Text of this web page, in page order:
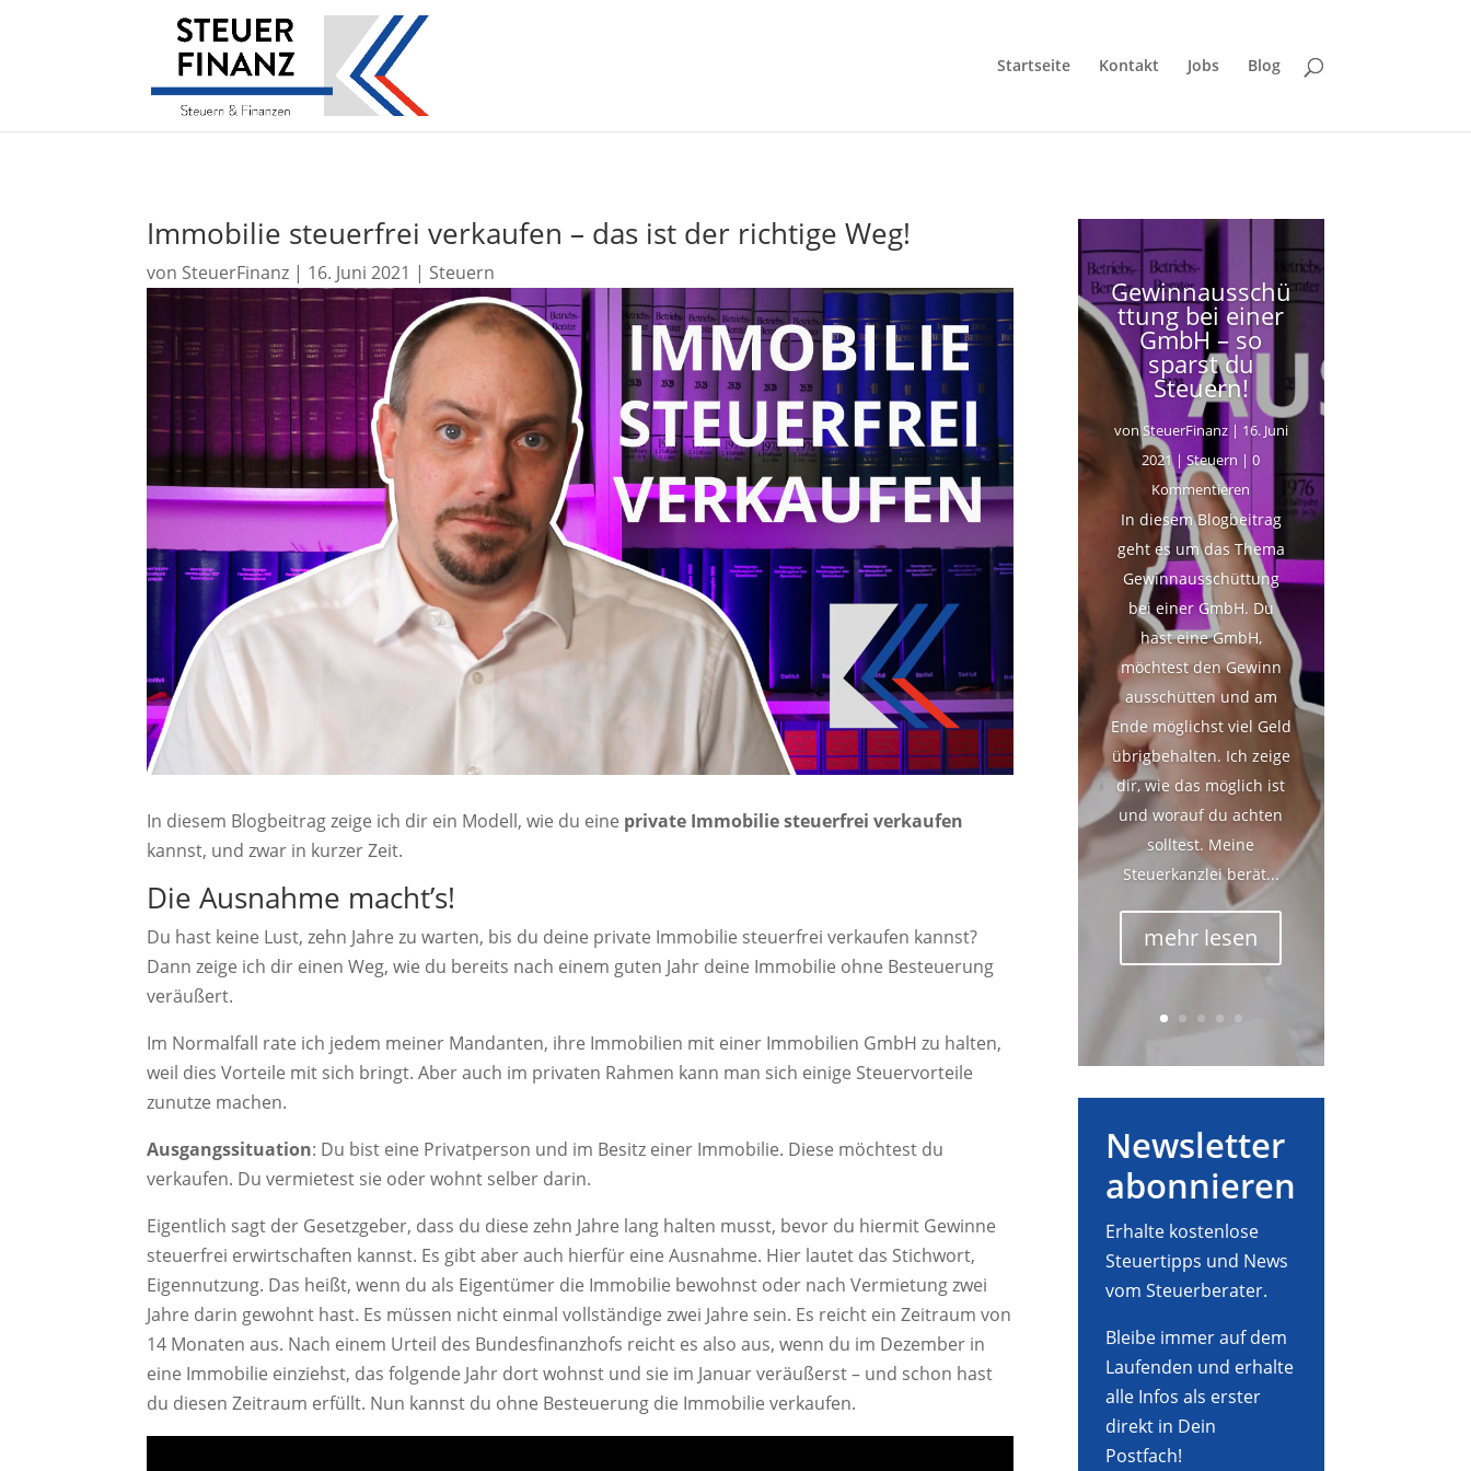
Startseite Kontakt Jobs Blog
Immobilie steuerfrei verkaufen – das ist der richtige Weg!
von SteuerFinanz | 16. Juni 2021 | Steuern
In diesem Blogbeitrag zeige ich dir ein Modell, wie du eine private Immobilie steuerfrei verkaufen
kannst, und zwar in kurzer Zeit.
Die Ausnahme macht’s!
Du hast keine Lust, zehn Jahre zu warten, bis du deine private Immobilie steuerfrei verkaufen kannst?
Dann zeige ich dir einen Weg, wie du bereits nach einem guten Jahr deine Immobilie ohne Besteuerung
veräußert.
Im Normalfall rate ich jedem meiner Mandanten, ihre Immobilien mit einer Immobilien GmbH zu halten,
weil dies Vorteile mit sich bringt. Aber auch im privaten Rahmen kann man sich einige Steuervorteile
zunutze machen.
Ausgangssituation: Du bist eine Privatperson und im Besitz einer Immobilie. Diese möchtest du
verkaufen. Du vermietest sie oder wohnt selber darin.
Eigentlich sagt der Gesetzgeber, dass du diese zehn Jahre lang halten musst, bevor du hiermit Gewinne
steuerfrei erwirtschaften kannst. Es gibt aber auch hierfür eine Ausnahme. Hier lautet das Stichwort,
Eigennutzung. Das heißt, wenn du als Eigentümer die Immobilie bewohnst oder nach Vermietung zwei
Jahre darin gewohnt hast. Es müssen nicht einmal vollständige zwei Jahre sein. Es reicht ein Zeitraum von
14 Monaten aus. Nach einem Urteil des Bundesfinanzhofs reicht es also aus, wenn du im Dezember in
eine Immobilie einziehst, das folgende Jahr dort wohnst und sie im Januar veräußerst – und schon hast
du diesen Zeitraum erfüllt. Nun kannst du ohne Besteuerung die Immobilie verkaufen.
Gewinnausschü
ttung bei einer
GmbH – so
sparst du
Steuern!
vonSteuerFinanz| 16. Juni
2021|Steuern | 0
Kommentieren
In diesem Blogbeitrag
geht es um das Thema
Gewinnausschüttung
bei einer GmbH. Du
hast eine GmbH,
möchtest den Gewinn
ausschütten und am
Ende möglichst viel Geld
übrigbehalten. Ich zeige
dir, wie das möglich ist
und worauf du achten
solltest. Meine
Steuerkanzlei berät...
mehr lesen
Newsletter
abonnieren
Erhalte kostenlose
Steuertipps und News
vom Steuerberater.
Bleibe immer auf dem
Laufenden und erhalte
alle Infos als erster
direkt in Dein
Postfach!